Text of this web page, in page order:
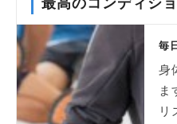
最高のコンディシ
毎
身
ま
リ